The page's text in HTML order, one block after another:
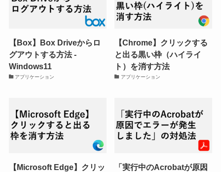
【Box】Box Driveからロ
グアウトする方法 -
Windows11
アプリケーション
【Chrome】クリックする
と出る黒い枠（ハイライ
ト）を消す方法
アプリケーション
【Microsoft Edge】クリッ
「実行中のAcrobatが原因